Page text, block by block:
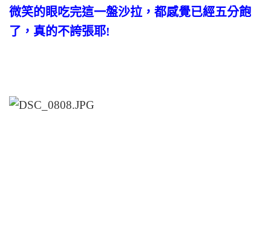
微笑的眼吃完這一盤沙拉，都感覺已經五分飽
了，真的不誇張耶!